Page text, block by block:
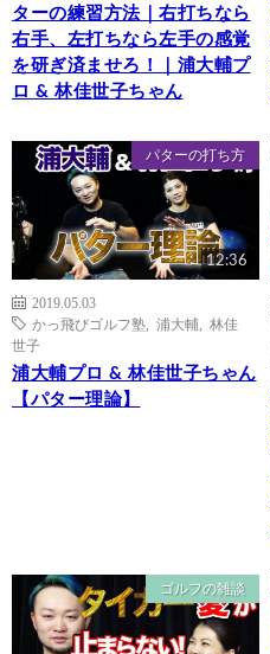
ターの練習方法｜右打ちなら
右手、左打ちなら左手の感覚
を研ぎ済ませろ！｜浦大輔プ
ロ & 林佳世子ちゃん
パターの打ち方
12:36
2019.05.03
かっ飛びゴルフ塾
浦大輔
林佳
世子
浦大輔プロ & 林佳世子ちゃん
【パター理論】
ゴルフの雑談